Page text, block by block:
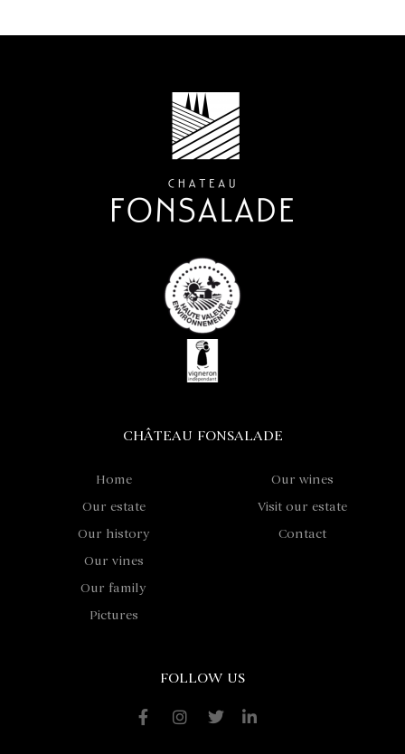
CHÂTEAU FONSALADE
Home
Our estate
Our history
Our vines
Our family
Pictures
Our wines
Visit our estate
Contact
FOLLOW US